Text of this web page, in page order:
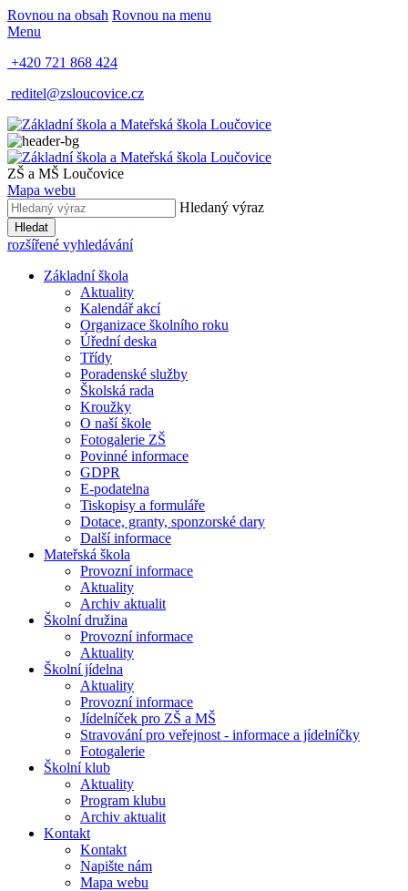
Rovnou na obsah Rovnou na menu
Menu
+420 721 868 424
reditel@zsloucovice.cz
ZŠ a MŠ Loučovice
Mapa webu
Hledaný výraz
Hledat
rozšířené vyhledávání
Základní škola
Aktuality
Kalendář akcí
Organizace školního roku
Úřední deska
Třídy
Poradenské služby
Školská rada
Kroužky
O naší škole
Fotogalerie ZŠ
Povinné informace
GDPR
E-podatelna
Tiskopisy a formuláře
Dotace, granty, sponzorské dary
Další informace
Mateřská škola
Provozní informace
Aktuality
Archiv aktualit
Školní družina
Provozní informace
Aktuality
Školní jídelna
Aktuality
Provozní informace
Jídelníček pro ZŠ a MŠ
Stravování pro veřejnost - informace a jídelníčky
Fotogalerie
Školní klub
Aktuality
Program klubu
Archiv aktualit
Kontakt
Kontakt
Napište nám
Mapa webu